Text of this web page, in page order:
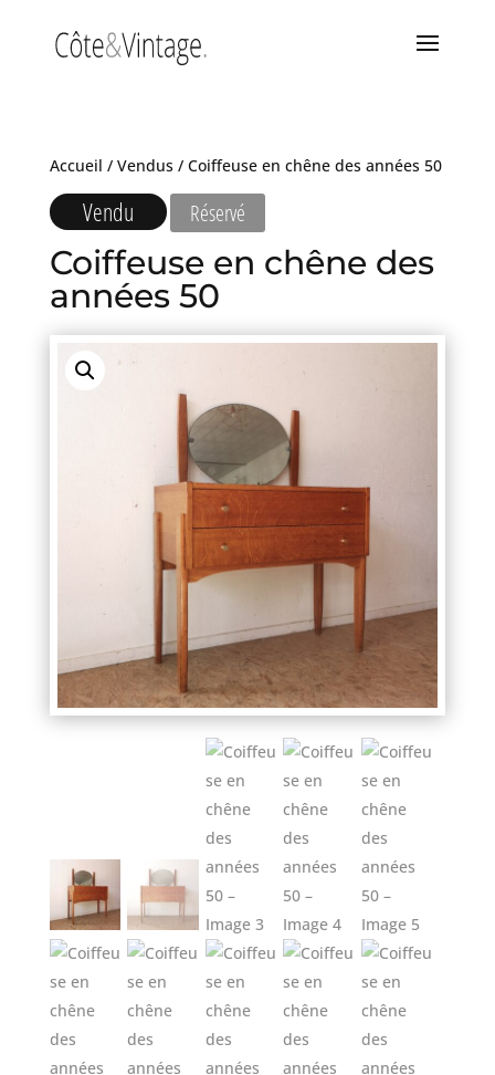
Accueil / Vendus/ Coiffeuse en chêne des années 50
Vendu Réservé
Coiffeuse en chêne des
années 50